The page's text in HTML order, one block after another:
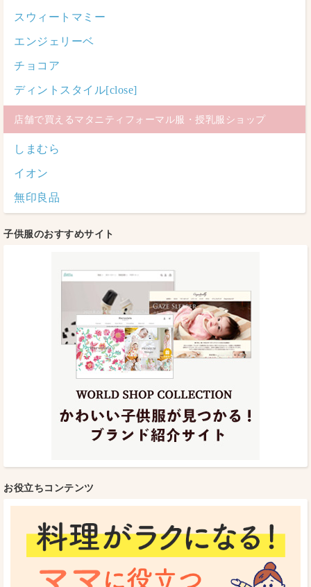
スウィートマミー
エンジェリーベ
チョコア
ディントスタイル[close]
店舗で買えるマタニティフォーマル服・授乳服ショップ
しまむら
イオン
無印良品
子供服のおすすめサイト
お役立ちコンテンツ